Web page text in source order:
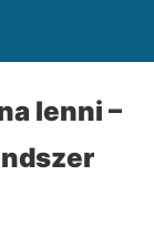
lenni –